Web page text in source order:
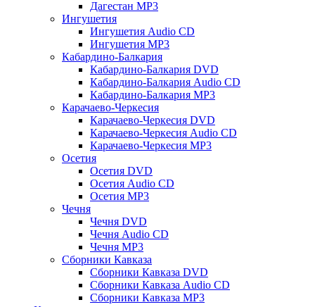
Дагестан MP3
Ингушетия
Ингушетия Audio CD
Ингушетия MP3
Кабардино-Балкария
Кабардино-Балкария DVD
Кабардино-Балкария Audio CD
Кабардино-Балкария MP3
Карачаево-Черкесия
Карачаево-Черкесия DVD
Карачаево-Черкесия Audio CD
Карачаево-Черкесия MP3
Осетия
Осетия DVD
Осетия Audio CD
Осетия MP3
Чечня
Чечня DVD
Чечня Audio CD
Чечня MP3
Сборники Кавказа
Сборники Кавказа DVD
Сборники Кавказа Audio CD
Сборники Кавказа MP3